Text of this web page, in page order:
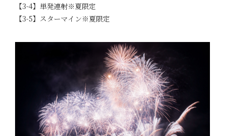
【3-4】単発連射※夏限定
【3-5】スターマイン※夏限定